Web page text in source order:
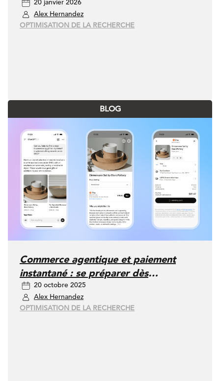
parler “IA” couramment
20 janvier 2026
Alex Hernandez
OPTIMISATION DE LA RECHERCHE
BLOG
Commerce agentique et paiement
instantané : se préparer dès
maintenant au futur de l’achat dans
ChatGPT
20 octobre 2025
Alex Hernandez
OPTIMISATION DE LA RECHERCHE